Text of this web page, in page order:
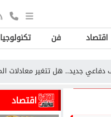
اقتصاد فن تكنولوجيا
هل تتغير معادلات المنطقة؟
اقتصاد